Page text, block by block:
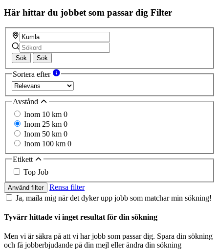
Här hittar du jobbet som passar dig Filter
Sök Sök
Sortera efter
Avstånd
Inom 10 km 0
Inom 25 km 0
Inom 50 km 0
Inom 100 km 0
Etikett
Top Job
Använd filter
Rensa filter
Ja, maila mig när det dyker upp jobb som matchar min sökning!
Tyvärr hittade vi inget resultat för din sökning
Men vi är säkra på att vi har jobb som passar dig. Spara din sökning
och få jobberbjudande på din mejl eller ändra din sökning